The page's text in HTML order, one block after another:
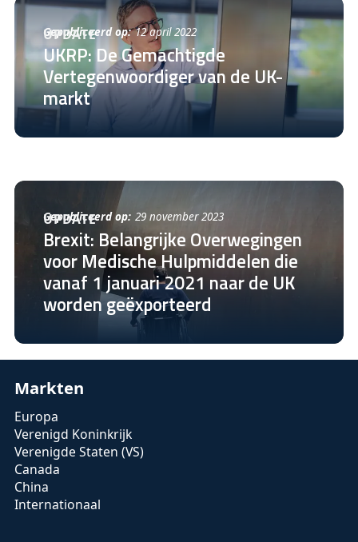
Gepubliceerd op: 12 april 2022
UPDATE
UKRP: De Gemachtigde
Vertegenwoordiger van de UK-
markt
Gepubliceerd op: 29 november 2023
UPDATE
Brexit: Belangrijke Overwegingen
voor Medische Hulpmiddelen die
vanaf 1 januari 2021 naar de UK
worden geëxporteerd
Markten
Europa
Verenigd Koninkrijk
Verenigde Staten (VS)
Canada
China
Internationaal